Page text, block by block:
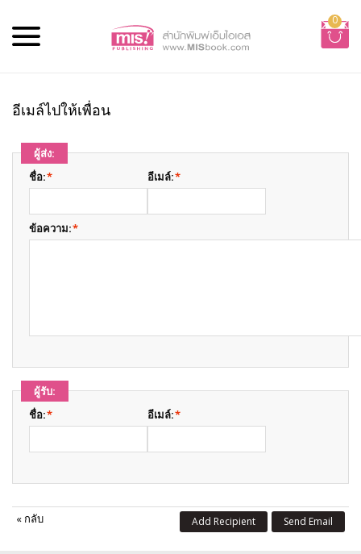
0
อีเมล์ไปให้เพื่อน
ผู้ส่ง:
*
ชื่อ: *
อีเมล์:
*
ข้อความ:
ผู้รับ:
*
ชื่อ: *
อีเมล์:
« กลับ Send Email
Add Recipient